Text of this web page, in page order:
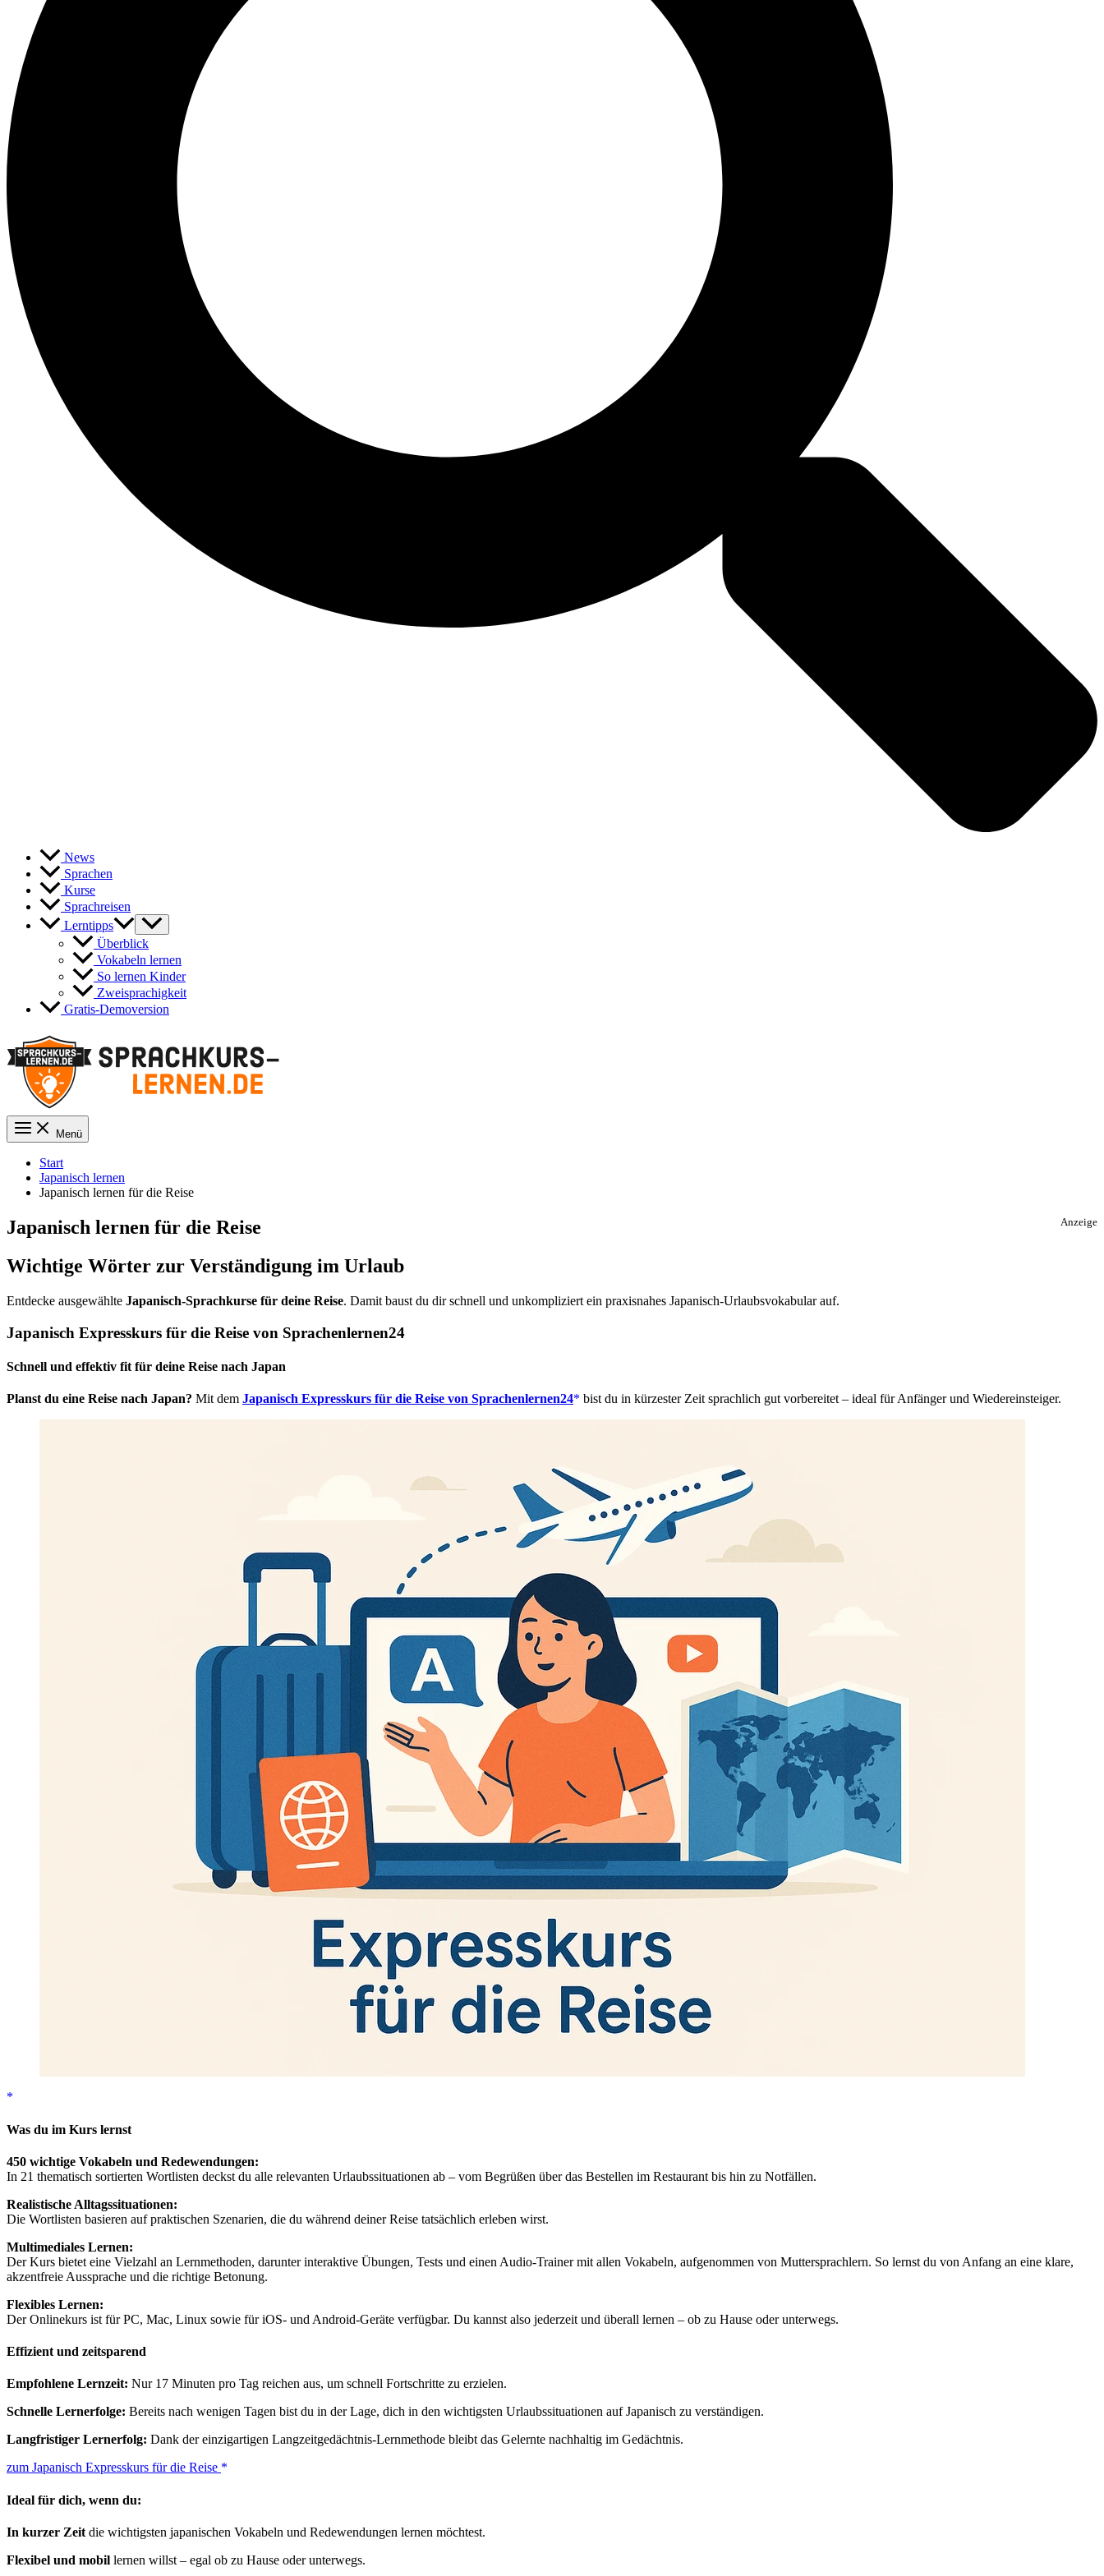
News
Sprachen
Kurse
Sprachreisen
Lerntipps
Überblick
Vokabeln lernen
So lernen Kinder
Zweisprachigkeit
Gratis-Demoversion
Menü
Start
Japanisch lernen
Japanisch lernen für die Reise
Anzeige
Japanisch lernen für die Reise
Wichtige Wörter zur Verständigung im Urlaub
Entdecke ausgewählte Japanisch-Sprachkurse für deine Reise. Damit baust du dir schnell und unkompliziert ein praxisnahes Japanisch-Urlaubsvokabular auf.
Japanisch Expresskurs für die Reise von Sprachenlernen24
Schnell und effektiv fit für deine Reise nach Japan
Planst du eine Reise nach Japan? Mit dem Japanisch Expresskurs für die Reise von Sprachenlernen24 bist du in kürzester Zeit sprachlich gut vorbereitet – ideal für Anfänger und Wiedereinsteiger.
Was du im Kurs lernst
450 wichtige Vokabeln und Redewendungen:
In 21 thematisch sortierten Wortlisten deckst du alle relevanten Urlaubssituationen ab – vom Begrüßen über das Bestellen im Restaurant bis hin zu Notfällen.
Realistische Alltagssituationen:
Die Wortlisten basieren auf praktischen Szenarien, die du während deiner Reise tatsächlich erleben wirst.
Multimediales Lernen:
Der Kurs bietet eine Vielzahl an Lernmethoden, darunter interaktive Übungen, Tests und einen Audio-Trainer mit allen Vokabeln, aufgenommen von Muttersprachlern. So lernst du von Anfang an eine klare,
akzentfreie Aussprache und die richtige Betonung.
Flexibles Lernen:
Der Onlinekurs ist für PC, Mac, Linux sowie für iOS- und Android-Geräte verfügbar. Du kannst also jederzeit und überall lernen – ob zu Hause oder unterwegs.
Effizient und zeitsparend
Empfohlene Lernzeit: Nur 17 Minuten pro Tag reichen aus, um schnell Fortschritte zu erzielen.
Schnelle Lernerfolge: Bereits nach wenigen Tagen bist du in der Lage, dich in den wichtigsten Urlaubssituationen auf Japanisch zu verständigen.
Langfristiger Lernerfolg: Dank der einzigartigen Langzeitgedächtnis-Lernmethode bleibt das Gelernte nachhaltig im Gedächtnis.
zum Japanisch Expresskurs für die Reise
Ideal für dich, wenn du:
In kurzer Zeit die wichtigsten japanischen Vokabeln und Redewendungen lernen möchtest.
Flexibel und mobil lernen willst – egal ob zu Hause oder unterwegs.